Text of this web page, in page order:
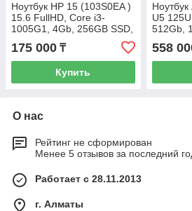
Ноутбук HP 15 (103S0EA )
15.6 FullHD, Core i3-
1005G1, 4Gb, 256GB SSD,
175 000 ₸
Купить
U5
512Gb,
558
О нас
Рейтинг не сформирован
Менее 5 отзывов за последний
Работает с 28.11.2013
г. Алматы